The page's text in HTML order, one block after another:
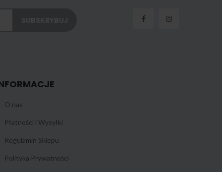
O nas
Płatności i Wysyłki
Regulamin Sklepu
Polityka Prywatności